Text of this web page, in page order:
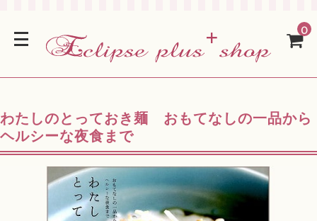
0
わたしのとっておき麺 おもてなしの一品から
ヘルシーな夜食まで